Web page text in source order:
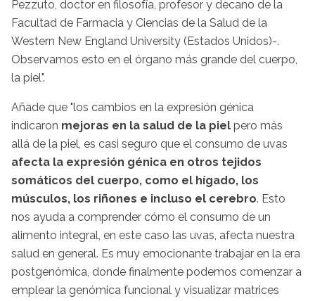
Pezzuto, doctor en filosofía, profesor y decano de la
Facultad de Farmacia y Ciencias de la Salud de la
Western New England University (Estados Unidos)-.
Observamos esto en el órgano más grande del cuerpo,
la piel".
Añade que "los cambios en la expresión génica
indicaron mejoras en la salud de la piel pero más
allá de la piel, es casi seguro que el consumo de uvas
afecta la expresión génica en otros tejidos
somáticos del cuerpo, como el hígado, los
músculos, los riñones e incluso el cerebro. Esto
nos ayuda a comprender cómo el consumo de un
alimento integral, en este caso las uvas, afecta nuestra
salud en general. Es muy emocionante trabajar en la era
postgenómica, donde finalmente podemos comenzar a
emplear la genómica funcional y visualizar matrices